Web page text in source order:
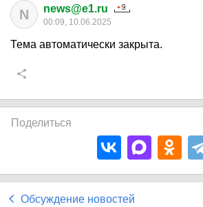
N news@e1.ru
00:09, 10.06.2025
Тема автоматически закрыта.
Поделиться
Обсуждение новостей